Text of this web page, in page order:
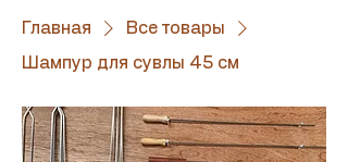
Главная
Все товары
Шампур для сувлы 45 см